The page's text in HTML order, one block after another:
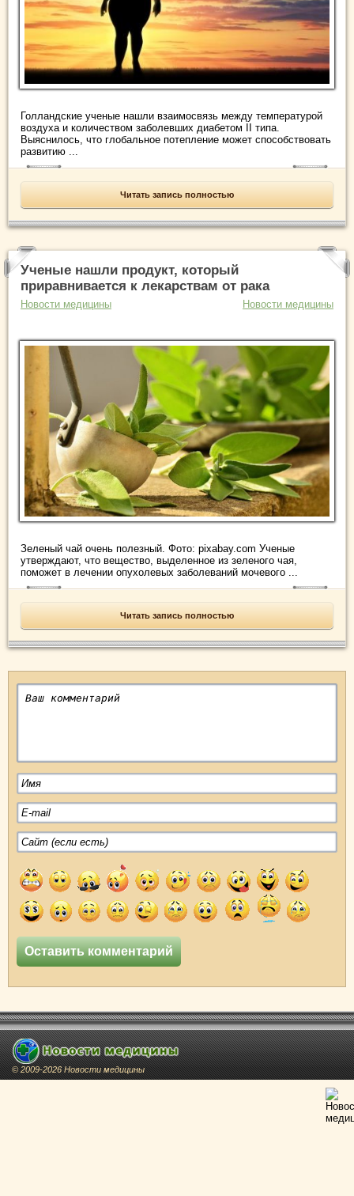
Голландские ученые нашли взаимосвязь между температурой
воздуха и количеством заболевших диабетом II типа.
Выяснилось, что глобальное потепление может способствовать
развитию ...
Читать запись полностью
Ученые нашли продукт, который
приравнивается к лекарствам от рака
Новости медицины Новости медицины
Зеленый чай очень полезный. Фото: pixabay.com Ученые
утверждают, что вещество, выделенное из зеленого чая,
поможет в лечении опухолевых заболеваний мочевого ...
Читать запись полностью
© 2009-2026 Новости медицины